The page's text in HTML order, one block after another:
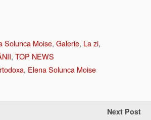
Solunca Moise, Galerie, La zi,
, TOP NEWS
, Elena Solunca Moise
Next Post